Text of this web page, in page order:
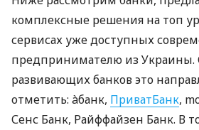
комплексные решения на топ
сервисах уже доступных
предпринимателю из Украины.
развивающих банков это
отметить: àбанк, ПриватБанк,
Сенс Банк, Райффайзен Банк. В